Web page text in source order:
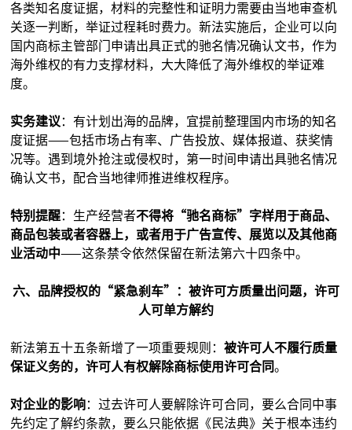
各类知名度证据，材料的完整性和证明力需要由当地审查机
关逐一判断，举证过程耗时费力。新法实施后，企业可以向
国内商标主管部门申请出具正式的驰名情况确认文书，作为
海外维权的有力支撑材料，大大降低了海外维权的举证难
度。
实务建议 ：有计划出海的品牌，宜提前整理国内市场的知名
度证据——包括市场占有率、广告投放、媒体报道、获奖情
况等。遇到境外抢注或侵权时，第一时间申请出具驰名情况
确认文书，配合当地律师推进维权程序。
特别提醒：生产经营者不得将“驰名商标”字样用于商品、
商品包装或者容器上，或者用于广告宣传、展览以及其他商
业活动中——这条禁令依然保留在新法第六十四条中。
六、品牌授权的“紧急刹车”：被许可方质量出问题，许可
人可单方解约
新法第五十五条新增了一项重要规则：被许可人不履行质量
保证义务的，许可人有权解除商标使用许可合同 。
对企业的影响：过去许可人要解除许可合同，要么合同中事
先约定了解约条款，要么只能依据《民法典》关于根本违约